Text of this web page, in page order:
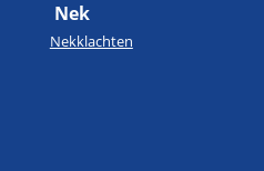
Nek
Nekklachten